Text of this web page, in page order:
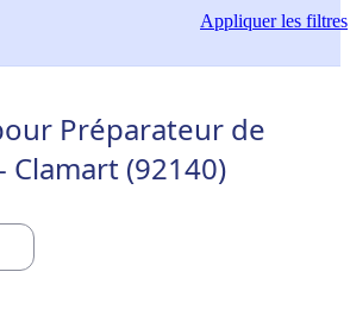
Appliquerles filtres
Préparateur de
Clamart (92140)